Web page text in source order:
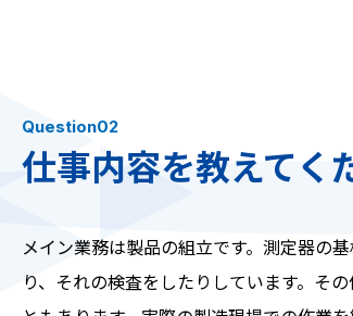
Question02
仕事内容を教えてく
メイン業務は製品の組立です。測定器の
り、それの検査をしたりしています。そ